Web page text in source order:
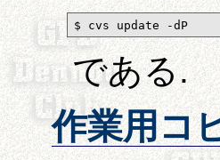
$ cvs update -dP
である.
作業用コ